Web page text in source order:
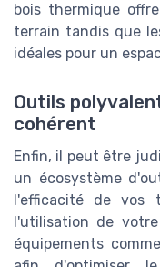
bois thermique
terrain tandis que
idéales pour un
Outils
cohérent
Enfin, il peut être
un écosystème
l'efficacité de vos
l'utilisation de
équipements